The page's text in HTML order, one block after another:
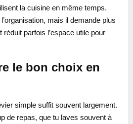
la cuisine en même temps.
mais il demande plus
parfois l’espace utile pour
le bon choix en
simple suffit souvent largement.
de repas, que tu laves souvent à